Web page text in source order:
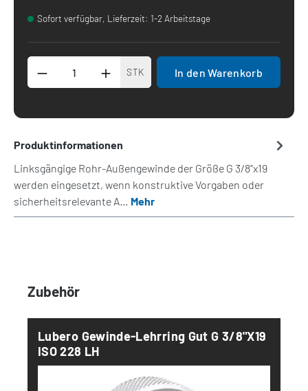
Sofort verfügbar, Lieferzeit: 1-2 Arbeitstage
Produkt Anzahl: Gib den gewünschten
STK In den Warenkorb
Produktinformationen
Linksgängige Rohr-Außengewinde der Größe G 3/8"x19
werden eingesetzt, wenn konstruktive Vorgaben oder
sicherheitsrelevante A… Mehr
Produktgalerie überspringen
Zubehör
Lubero Gewinde-Lehrring Gut G 3/8"x19
ISO 228 LH